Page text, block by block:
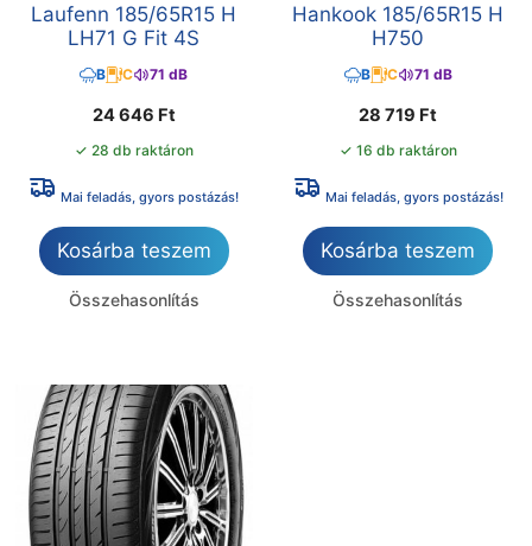
Laufenn 185/65R15 H
LH71 G Fit 4S
B C 71 dB
24 646 Ft
✓ 28 db raktáron
Mai feladás, gyors postázás!
Kosárba teszem
Összehasonlítás
Hankook 185/65R15 H
H750
B C 71 dB
28 719 Ft
✓ 16 db raktáron
Mai feladás, gyors postázás!
Kosárba teszem
Összehasonlítás